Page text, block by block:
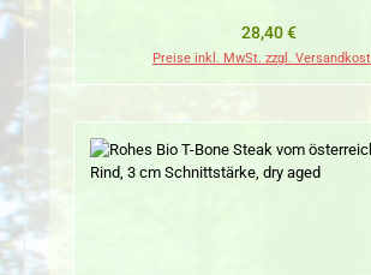
Regulärer Preis:
28,40 €
Preise inkl. MwSt. zzgl.